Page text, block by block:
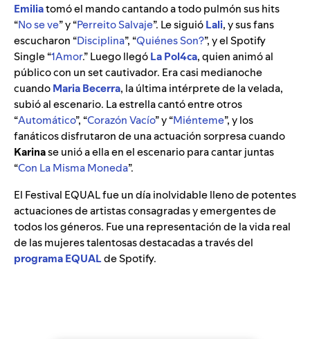
Emiliatomó el mando cantando a todo pulmón sus hits
“No se ve” y “Perreito Salvaje”. Le siguióLali, y sus fans
escucharon “Disciplina”, “Quiénes Son?”, y el Spotify
Single “1Amor.” Luego llegóLa Pol4ca, quien animó al
público con un set cautivador. Era casi medianoche
cuandoMaria Becerra, la última intérprete de la velada,
subió al escenario. La estrella cantó entre otros
“Automático”, “Corazón Vacío” y “Miénteme”, y los
fanáticos disfrutaron de una actuación sorpresa cuando
Karinase unió a ella en el escenario para cantar juntas
“Con La Misma Moneda”.
El Festival EQUAL fue un día inolvidable lleno de potentes
actuaciones de artistas consagradas y emergentes de
todos los géneros. Fue una representación de la vida real
de las mujeres talentosas destacadas a través del
programa EQUALde Spotify.